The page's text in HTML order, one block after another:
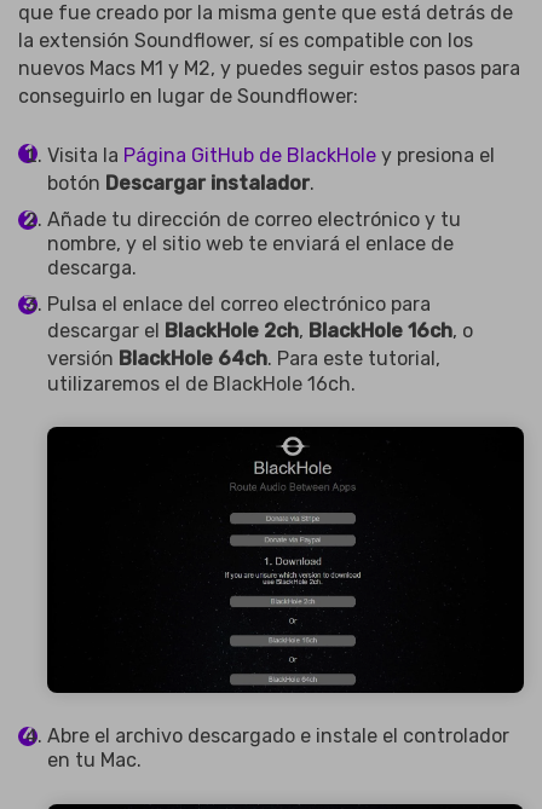
que fue creado por la misma gente que está detrás de
la extensión Soundflower, sí es compatible con los
nuevos Macs M1 y M2, y puedes seguir estos pasos para
conseguirlo en lugar de Soundflower:
Visita la Página GitHub de BlackHole y presiona el
botón Descargar instalador.
Añade tu dirección de correo electrónico y tu
nombre, y el sitio web te enviará el enlace de
descarga.
Pulsa el enlace del correo electrónico para
descargar el BlackHole 2ch, BlackHole 16ch, o
versión BlackHole 64ch. Para este tutorial,
utilizaremos el de BlackHole 16ch.
Abre el archivo descargado e instale el controlador
en tu Mac.